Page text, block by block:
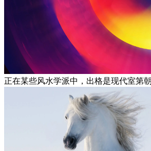
正在某些风水学派中，出格是现代室第